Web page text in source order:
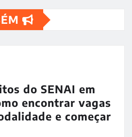
do SENAI em
encontrar vagas
e começar